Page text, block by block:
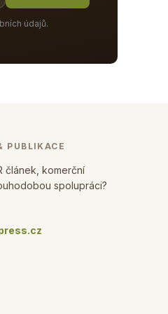
údajů.
PUBLIKACE
článek, komerční
spolupráci?